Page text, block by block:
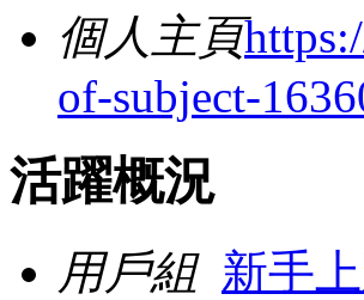
個人主頁
of-subject-
活躍概況
用戶組 新手